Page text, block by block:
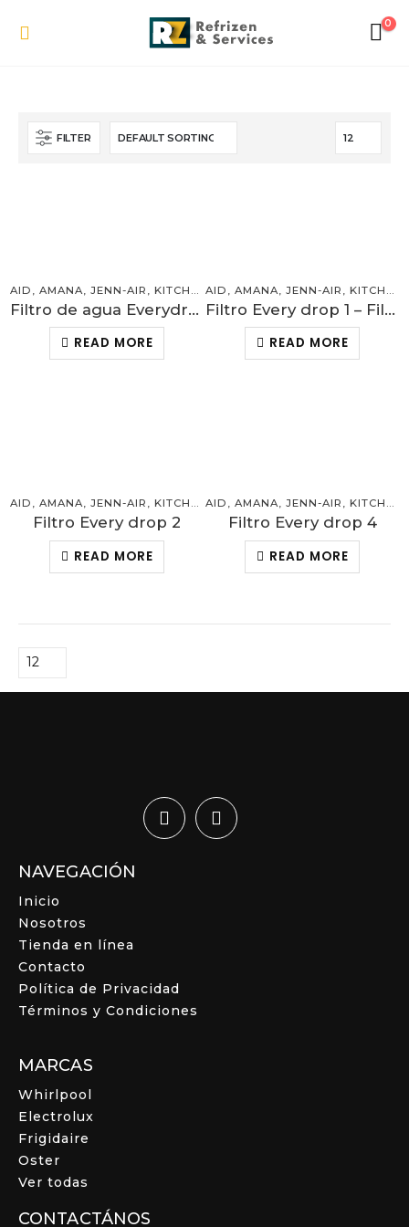
0
FILTER
AID AMANA JENN-AIR KITCHEN ,MAYTAG,REFRIGERADORA,
Filtro de agua Everydrop 3
READ MORE
AID AMANA JENN-AIR KITCHEN
Filtro Every drop 1 – Filtro de agua
READ MORE
AID , AMANA, JENN-AIR , KITCHEN ,MAYTAG,REFRIGERADORA,
Filtro Every drop 2
READ MORE
AID , AMANA, JENN-AIR , KITCHEN
Filtro Every drop 4
READ MORE
NAVEGACIÓN
Inicio
Nosotros
Tienda en línea
Contacto
Política de Privacidad
Términos y Condiciones
MARCAS
Whirlpool
Electrolux
Frigidaire
Oster
Ver todas
CONTACTÁNOS